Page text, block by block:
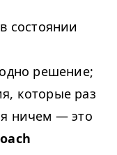
состоянии
решение;
которые раз
ничем — это